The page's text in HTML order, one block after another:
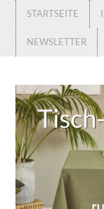
STARTSEITE
NEWSLETTER